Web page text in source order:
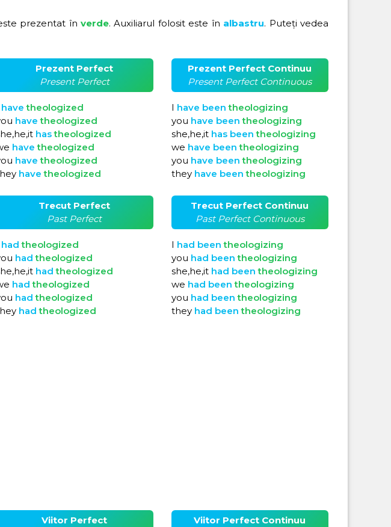
prezentat înverde. Auxiliarul folosit este în albastru. Puteți vedea
Prezent Perfect
Present Perfect
havetheologized
havetheologized
hastheologized
havetheologized
havetheologized
havetheologized
Prezent Perfect Continuu
Present Perfect Continuous
I have beentheologizing
you have beentheologizing
she,he,it has beentheologizing
we have beentheologizing
you have beentheologizing
they have beentheologizing
Trecut Perfect
Past Perfect
hadtheologized
hadtheologized
hadtheologized
hadtheologized
hadtheologized
hadtheologized
Trecut Perfect Continuu
Past Perfect Continuous
I had beentheologizing
you had beentheologizing
she,he,it had beentheologizing
we had beentheologizing
you had beentheologizing
they had beentheologizing
Viitor Perfect
Viitor Perfect Continuu